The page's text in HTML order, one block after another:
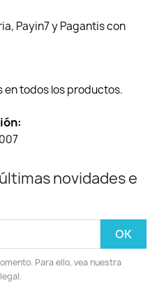
Payin7 y Pagantis con
en todos los productos.
novidades e
Para ello, vea nuestra